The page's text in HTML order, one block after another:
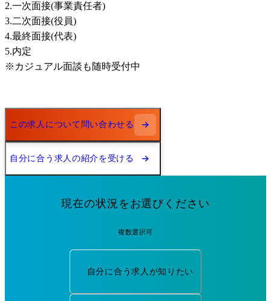
2.一次面接(事業責任者)
3.二次面接(役員)
4.最終面接(代表)
5.内定
※カジュアル面談も随時受付中
この求人について問い合わせる
自分に合う求人の紹介を受ける
現在の状況をお選びください
複数選択可
自分に合う求人が知りたい